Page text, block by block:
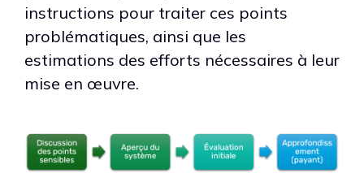
instructions pour traiter ces points
problématiques, ainsi que les
estimations des efforts nécessaires à leur
mise en œuvre.